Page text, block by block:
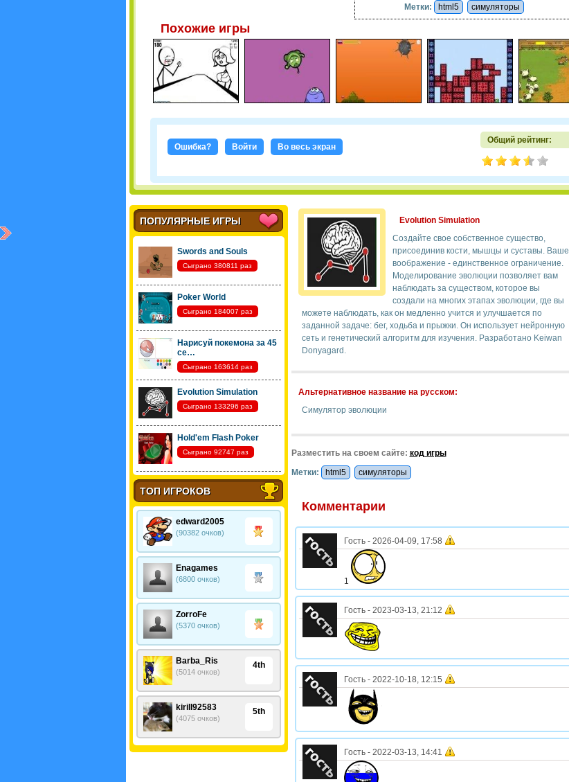
Метки: html5 симуляторы
Похожие игры
Ошибка? Войти Во весь экран
Общий рейтинг:
ПОПУЛЯРНЫЕ ИГРЫ
Swords and Souls
Сыграно 380811 раз
Poker World
Сыграно 184007 раз
Нарисуй покемона за 45
се…
Сыграно 163614 раз
Evolution Simulation
Сыграно 133296 раз
Hold'em Flash Poker
Сыграно 92747 раз
ТОП ИГРОКОВ
edward2005
(90382 очков)
Enagames
(6800 очков)
ZorroFe
(5370 очков)
4th
Barba_Ris
(5014 очков)
5th
kirill92583
(4075 очков)
Evolution Simulation
Создайте свое собственное существо,
присоединив кости, мышцы и суставы. Ваше
воображение - единственное ограничение.
Моделирование эволюции позволяет вам
наблюдать за существом, которое вы
создали на многих этапах эволюции, где вы
можете наблюдать, как он медленно учится и улучшается по
заданной задаче: бег, ходьба и прыжки. Он использует нейронную
сеть и генетический алгоритм для изучения. Разработано Keiwan
Donyagard.
Альтернативное название на русском:
Симулятор эволюции
Разместить на своем сайте: код игры
Метки:
html5 симуляторы
Комментарии
Гость- 2026-04-09, 17:58
1
Гость- 2023-03-13, 21:12
Гость- 2022-10-18, 12:15
Гость- 2022-03-13, 14:41